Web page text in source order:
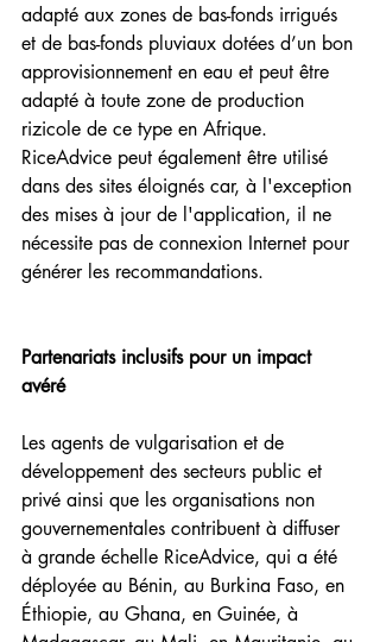
adapté aux zones de bas-fonds irrigués
et de bas-fonds pluviaux dotées d’un bon
approvisionnement en eau et peut être
adapté à toute zone de production
rizicole de ce type en Afrique.
RiceAdvice peut également être utilisé
dans des sites éloignés car, à l'exception
des mises à jour de l'application, il ne
nécessite pas de connexion Internet pour
générer les recommandations.
Partenariats inclusifs pour un impact
avéré
Les agents de vulgarisation et de
développement des secteurs public et
privé ainsi que les organisations non
gouvernementales contribuent à diffuser
à grande échelle RiceAdvice, qui a été
déployée au Bénin, au Burkina Faso, en
Éthiopie, au Ghana, en Guinée, à